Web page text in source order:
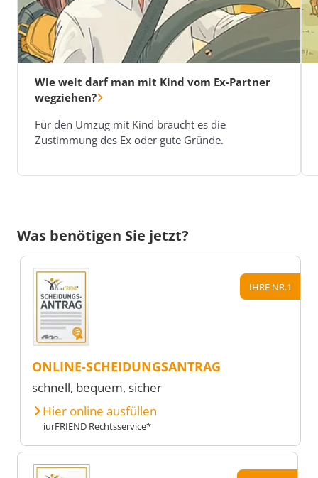
Wie weit darf man mit Kind vom Ex-Partner
wegziehen?
Für den Umzug mit Kind braucht es die
Zustimmung des Ex oder gute Gründe.
Was benötigen Sie jetzt?
IHRE NR.1
ONLINE-SCHEIDUNGSANTRAG
schnell, bequem, sicher
Hier online ausfüllen
iurFRIEND Rechtsservice*